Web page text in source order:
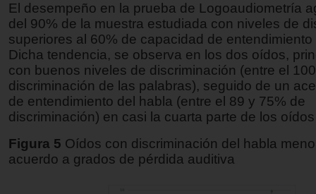
El desempeño en la prueba de Logoaudiometría
del 90% de la muestra estudiada con niveles de
superiores al 60% de capacidad de
Dicha tendencia, se observa en los dos oídos,
con buenos niveles de discriminación (entre el
discriminación de las palabras), seguido de un
de entendimiento del habla (entre el 89 y 75% de
discriminación) en casi la cuarta parte de los
Figura 5 Oídos con discriminación del habla
acuerdo a grados de pérdida auditiva